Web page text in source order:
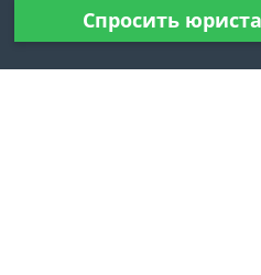
Спросить юриста